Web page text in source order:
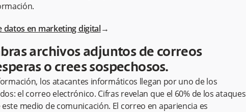
datos en marketing digital→
archivos adjuntos de correos
o crees sospechosos.
los atacantes informáticos llegan por uno de los
el correo electrónico. Cifras revelan que el 60% de los ataques
medio de comunicación. El correo en apariencia es